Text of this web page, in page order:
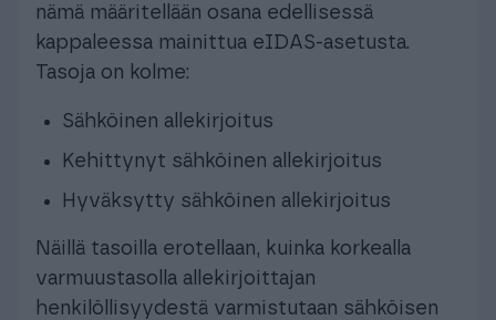
nämä määritellään osana edellisessä
kappaleessa mainittua eIDAS-asetusta.
Tasoja on kolme:
Sähköinen allekirjoitus
Kehittynyt sähköinen allekirjoitus
Hyväksytty sähköinen allekirjoitus
Näillä tasoilla erotellaan, kuinka korkealla
varmuustasolla allekirjoittajan
henkilöllisyydestä varmistutaan sähköisen